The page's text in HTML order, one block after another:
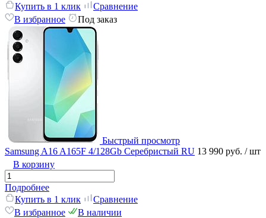
Купить в 1 клик
Сравнение
В избранное
Под заказ
Быстрый просмотр
Samsung A16 A165F 4/128Gb Серебристый RU 13 990 руб. / шт
В корзину
Подробнее
Купить в 1 клик
Сравнение
В избранное
В наличии